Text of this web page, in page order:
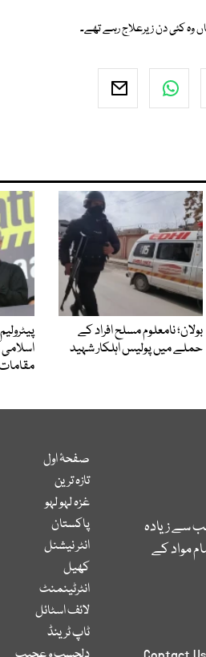
وہ کئی دن زیرعلاج رہے تھے۔
بولان؛ نامعلوم مسلح افراد کے
حملے میں پولیس اہلکار شہید
سے زیادہ
مواد کے
صفحۂ اول
تازہ ترین
غزہ لہو لہو
پاکستان
انٹر نیشنل
کھیل
انٹرٹینمنٹ
لائف اسٹائل
ٹاپ ٹرینڈ